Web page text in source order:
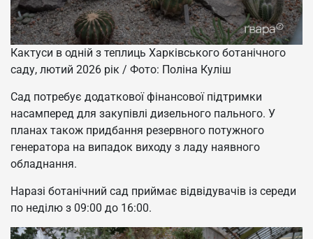
Кактуси в одній з теплиць Харківського ботанічного
саду, лютий 2026 рік / Фото: Поліна Куліш
Сад потребує додаткової фінансової підтримки
насамперед для закупівлі дизельного пального. У
планах також придбання резервного потужного
генератора на випадок виходу з ладу наявного
обладнання.
Наразі ботанічний сад приймає відвідувачів із середи
по неділю з 09:00 до 16:00.